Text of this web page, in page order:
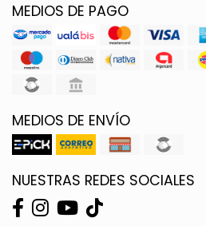
MEDIOS DE PAGO
MEDIOS DE ENVÍO
NUESTRAS REDES SOCIALES